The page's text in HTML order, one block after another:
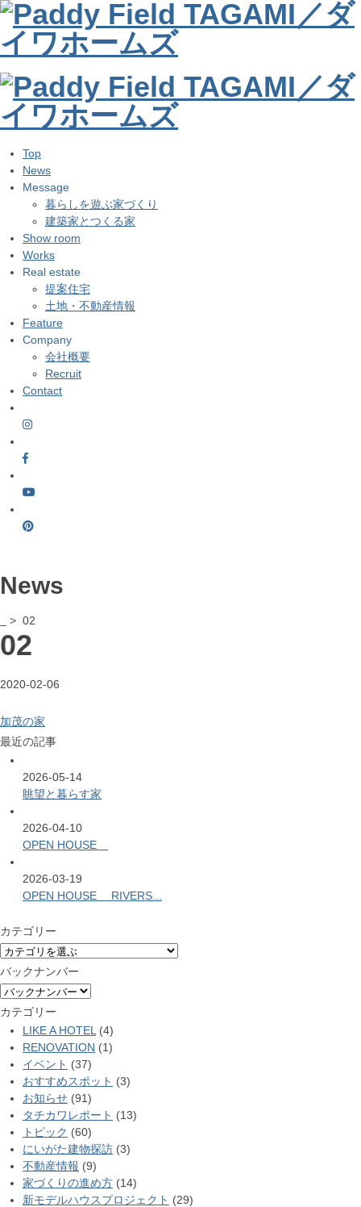
Top
News
Message
暮らしを遊ぶ家づくり
建築家とつくる家
Show room
Works
Real estate
提案住宅
土地・不動産情報
Feature
Company
会社概要
Recruit
Contact
News
> 02
02
2020-02-06
加茂の家
最近の記事
2026-05-14
眺望と暮らす家
2026-04-10
OPEN HOUSE
2026-03-19
OPEN HOUSE RIVERS...
カテゴリー
バックナンバー
カテゴリー
LIKE A HOTEL (4)
RENOVATION (1)
イベント (37)
おすすめスポット (3)
お知らせ (91)
タチカワレポート (13)
トピック (60)
にいがた建物探訪 (3)
不動産情報 (9)
家づくりの進め方 (14)
新モデルハウスプロジェクト (29)